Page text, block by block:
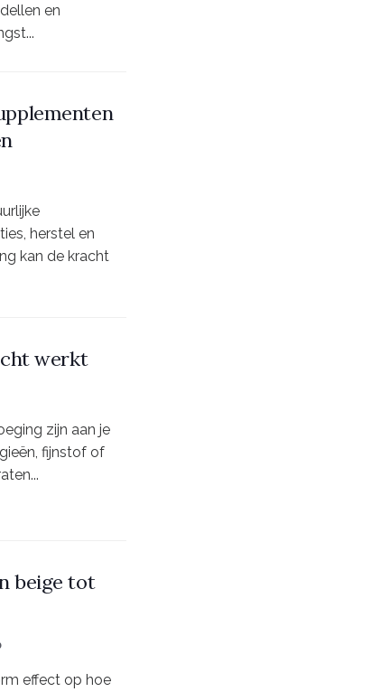
en
herstel en
kan de kracht
werkt
zijn aan je
fijnstof of
beige tot
effect op hoe